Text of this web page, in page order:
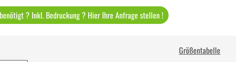
? Inkl. Bedruckung ? Hier Ihre Anfrage stellen !
Größentabelle